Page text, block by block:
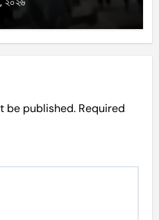
be published. Required